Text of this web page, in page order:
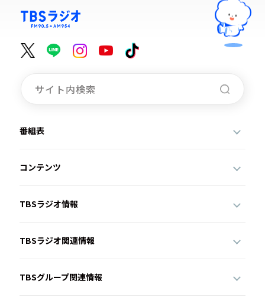
番組表
コンテンツ
TBSラジオ情報
TBSラジオ関連情報
TBSグループ関連情報